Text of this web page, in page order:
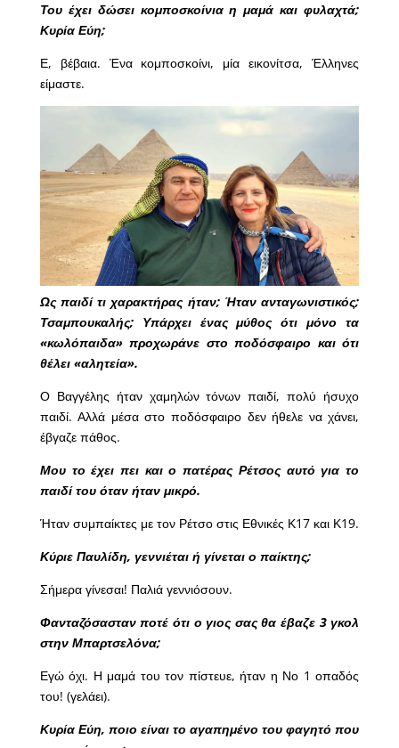
Του έχει δώσει κομποσκοίνια η μαμά και φυλαχτά;
Κυρία Εύη;
Ε, βέβαια. Ένα κομποσκοίνι, μία εικονίτσα, Έλληνες
είμαστε.
Ως παιδί τι χαρακτήρας ήταν; Ήταν ανταγωνιστικός;
Τσαμπουκαλής; Υπάρχει ένας μύθος ότι μόνο τα
«κωλόπαιδα» προχωράνε στο ποδόσφαιρο και ότι
θέλει «αλητεία».
Ο Βαγγέλης ήταν χαμηλών τόνων παιδί, πολύ ήσυχο
παιδί. Αλλά μέσα στο ποδόσφαιρο δεν ήθελε να χάνει,
έβγαζε πάθος.
Μου το έχει πει και ο πατέρας Ρέτσος αυτό για το
παιδί του όταν ήταν μικρό.
Ήταν συμπαίκτες με τον Ρέτσο στις Εθνικές Κ17 και Κ19.
Κύριε Παυλίδη, γεννιέται ή γίνεται ο παίκτης;
Σήμερα γίνεσαι! Παλιά γεννιόσουν.
Φανταζόσασταν ποτέ ότι ο γιος σας θα έβαζε 3 γκολ
στην Μπαρτσελόνα;
Εγώ όχι. Η μαμά του τον πίστευε, ήταν η Νο 1 οπαδός
του! (γελάει).
Κυρία Εύη, ποιο είναι το αγαπημένο του φαγητό που